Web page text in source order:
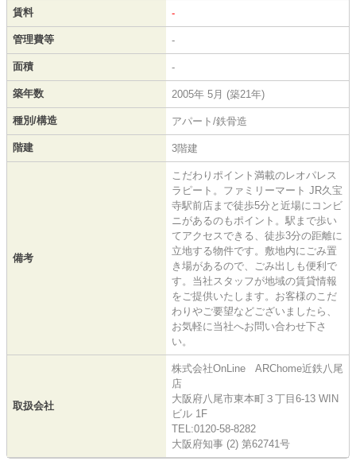
賃料 -
管理費等 -
面積 -
築年数 2005年 5月 (築21年)
種別/構造 アパート/鉄骨造
階建 3階建
備考
こだわりポイント満載のレオパレス
ラピート。ファミリーマート JR久宝
寺駅前店まで徒歩5分と近場にコンビ
ニがあるのもポイント。駅まで歩い
てアクセスできる、徒歩3分の距離に
立地する物件です。敷地内にごみ置
き場があるので、ごみ出しも便利で
す。当社スタッフが地域の賃貸情報
をご提供いたします。お客様のこだ
わりやご要望などございましたら、
お気軽に当社へお問い合わせ下さ
い。
取扱会社
株式会社OnLine ARChome近鉄八尾
店
大阪府八尾市東本町３丁目6-13 WIN
ビル 1F
TEL:0120-58-8282
大阪府知事 (2) 第62741号